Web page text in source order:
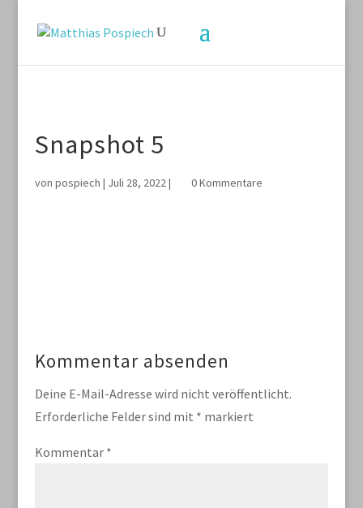
Snapshot 5
von pospiech | Juli 28, 2022| 0 Kommentare
Kommentar absenden
Deine E-Mail-Adresse wird nicht veröffentlicht.
Erforderliche Felder sind mit * markiert
Kommentar *